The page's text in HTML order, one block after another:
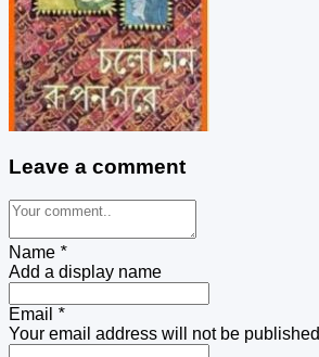
Leave a comment
Name *
Add a display name
Email *
Your email address will not be published